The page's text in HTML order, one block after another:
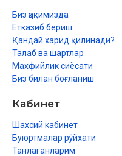
Биз ҳақимизда
Етказиб бериш
Қандай харид қилинади?
Талаб ва шартлар
Махфийлик сиёсати
Биз билан боғланиш
Кабинет
Шахсий кабинет
Буюртмалар рўйхати
Танлаганларим